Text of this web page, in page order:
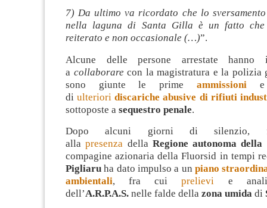
7) Da ultimo va ricordato che lo
nella laguna di Santa Gilla è un fatto
reiterato e non occasionale (…)”.
Alcune delle persone arrestate hanno
a collaborare con la magistratura e la polizia
sono giunte le prime ammissioni e
diulterioridiscariche abusive di rifiuti
sottoposte a sequestro penale.
Dopo alcuni giorni di silenzio,
allapresenza della Regione autonoma della
compagine azionaria della Fluorsid in tempi
Pigliaru ha dato impulso a un piano
ambientali, fra cuiprelievi e
dell’A.R.P.A.S. nelle falde della zona umida di